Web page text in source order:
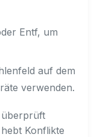
Entf, um
auf dem
verwenden.
überprüft
Konflikte